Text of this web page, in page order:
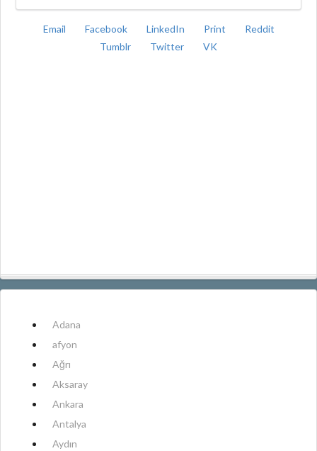
Email Facebook LinkedIn Print
Reddit
Tumblr
Twitter VK
Adana
afyon
Ağrı
Aksaray
Ankara
Antalya
Aydın